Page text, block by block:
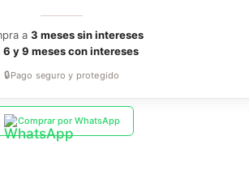
a 3 meses sin intereses
6 y 9 meses con intereses
🔒Pago seguro y protegido
Comprar por WhatsApp